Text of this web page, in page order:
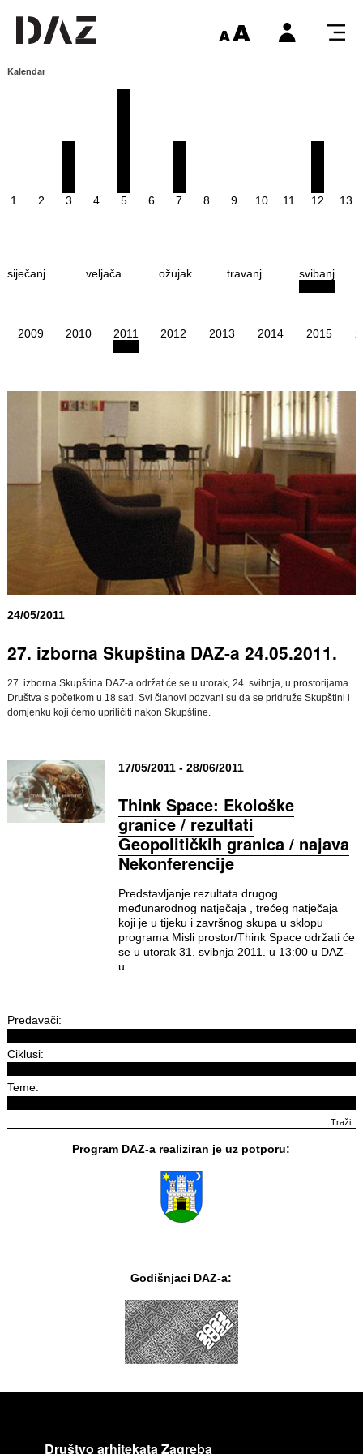
Kalendar
1 2 3 4 5 6 7 8 9 10 11 12 13
siječanj veljača ožujak travanj svibanj
2009 2010 2011 2012 2013 2014 2015
24/05/2011
27. izborna Skupština DAZ-a 24.05.2011.
27. izborna Skupština DAZ-a održat će se u utorak, 24. svibnja, u prostorijama
Društva s početkom u 18 sati. Svi članovi pozvani su da se pridruže Skupštini i
domjenku koji ćemo upriličiti nakon Skupštine.
17/05/2011 - 28/06/2011
Think Space: Ekološke
granice / rezultati
Geopolitičkih granica / najava
Nekonferencije
Predstavljanje rezultata drugog
međunarodnog natječaja , trećeg natječaja
koji je u tijeku i završnog skupa u sklopu
programa Misli prostor/Think Space održati će
se u utorak 31. svibnja 2011. u 13:00 u DAZ-
u.
Predavači:
Ciklusi:
Teme:
Program DAZ-a realiziran je uz potporu:
Godišnjaci DAZ-a:
Društvo arhitekata Zagreba